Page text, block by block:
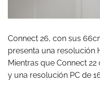
Connect 26, con sus
presenta una resolución
Mientras que Connect
y una resolución PC de